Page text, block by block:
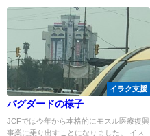
イラク支援
バグダードの様子
JCFでは今年から本格的にモスル医療復興
事業に乗り出すことになりました。 イス